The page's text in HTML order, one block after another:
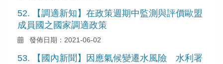
52. 【調適新知】在政策週期中監測與評價歐盟
成員國之國家調適政策
發佈日期：2021-06-02
53. 【國內新聞】因應氣候變遷水風險 水利署